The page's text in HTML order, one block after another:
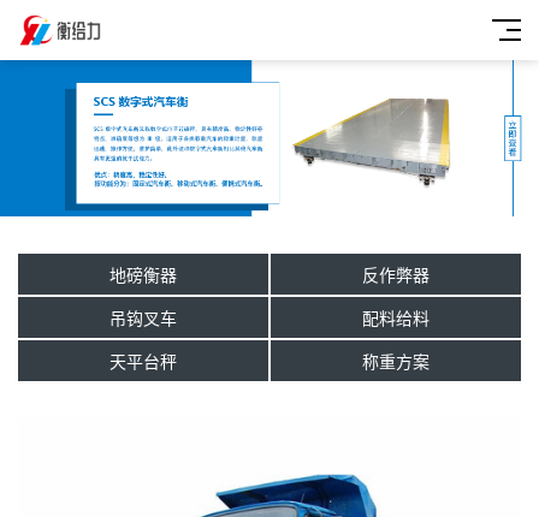
地磅衡器
反作弊器
吊钩叉车
配料给料
天平台秤
称重方案